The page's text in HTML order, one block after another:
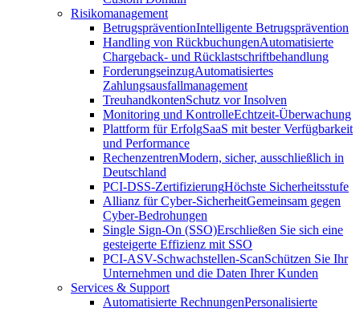
Risikomanagement
BetrugspräventionIntelligente Betrugsprävention
Handling von RückbuchungenAutomatisierte
Chargeback- und Rücklastschriftbehandlung
ForderungseinzugAutomatisiertes
Zahlungsausfallmanagement
TreuhandkontenSchutz vor Insolven
Monitoring und KontrolleEchtzeit-Überwachung
Plattform für ErfolgSaaS mit bester Verfügbarkeit
und Performance
RechenzentrenModern, sicher, ausschließlich in
Deutschland
PCI-DSS-ZertifizierungHöchste Sicherheitsstufe
Allianz für Cyber-SicherheitGemeinsam gegen
Cyber-Bedrohungen
Single Sign-On (SSO)Erschließen Sie sich eine
gesteigerte Effizienz mit SSO
PCI-ASV-Schwachstellen-ScanSchützen Sie Ihr
Unternehmen und die Daten Ihrer Kunden
Services & Support
Automatisierte RechnungenPersonalisierte